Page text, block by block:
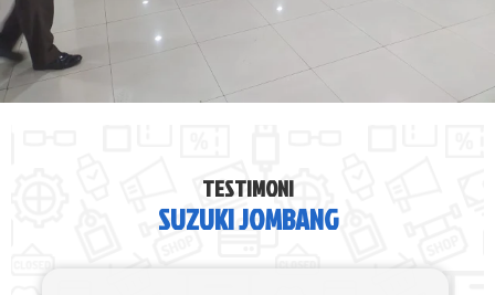
TESTIMONI
SUZUKI JOMBANG